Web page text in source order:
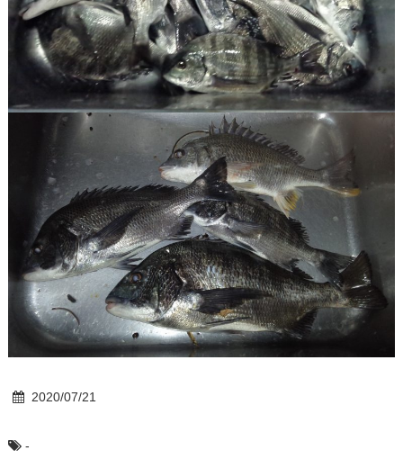
2020/07/21
-